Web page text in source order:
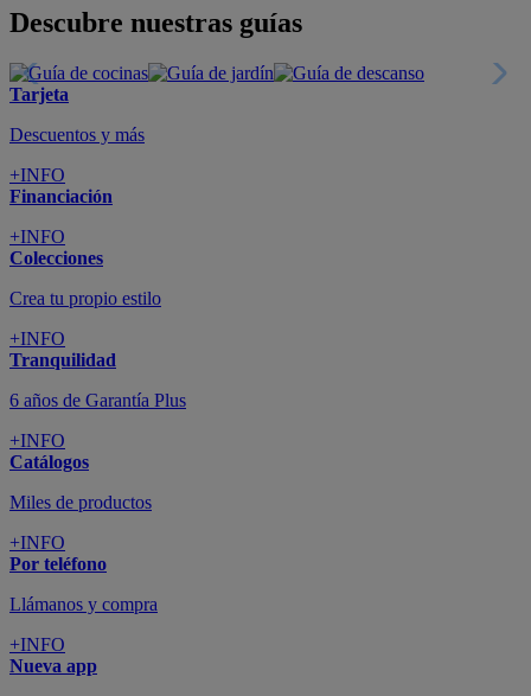
Descubre nuestras guías
Tarjeta
Descuentos y más
+INFO
Financiación
+INFO
Colecciones
Crea tu propio estilo
+INFO
Tranquilidad
6 años de Garantía Plus
+INFO
Catálogos
Miles de productos
+INFO
Por teléfono
Llámanos y compra
+INFO
Nueva app